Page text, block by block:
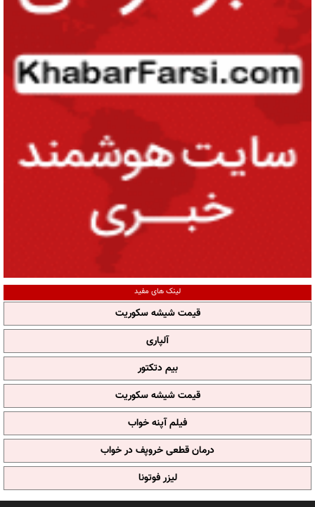
لینک های مفید
قیمت شیشه سکوریت
آلپاری
بیم دتکتور
قیمت شیشه سکوریت
فیلم آپنه خواب
درمان قطعی خروپف در خواب
لیزر فوتونا